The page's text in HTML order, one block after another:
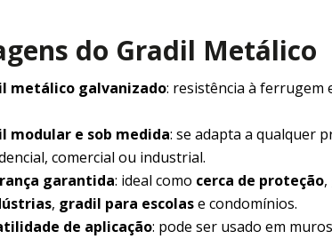
do Gradil Metálico
metálico galvanizado: resistência à ferrugem
modular e sob medida: se adapta a qualquer
comercial ou industrial.
garantida: ideal como cerca de proteção,
, gradil para escolase condomínios.
de aplicação: pode ser usado em